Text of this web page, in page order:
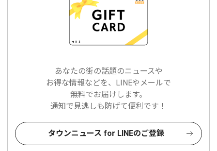
あなたの街の話題のニュースや
お得な情報などを、LINEやメールで
無料でお届けします。
通知で見逃しも防げて便利です！
タウンニュース for LINEのご登録